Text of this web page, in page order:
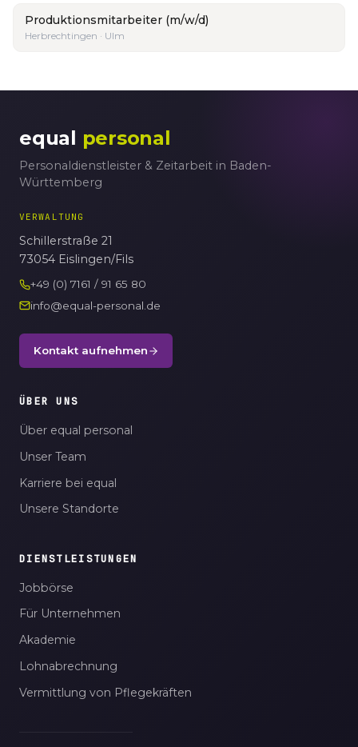
Produktionsmitarbeiter (m/w/d)
Herbrechtingen · Ulm
equal personal
Personaldienstleister & Zeitarbeit in Baden-
Württemberg
VERWALTUNG
Schillerstraße 21
73054 Eislingen/Fils
+49 (0) 7161 / 91 65 80
info@equal-personal.de
Kontakt aufnehmen
ÜBER UNS
Über equal personal
Unser Team
Karriere bei equal
Unsere Standorte
DIENSTLEISTUNGEN
Jobbörse
Für Unternehmen
Akademie
Lohnabrechnung
Vermittlung von Pflegekräften